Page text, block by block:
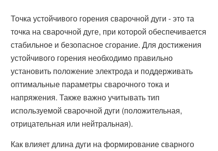
Точка устойчивого горения сварочной дуги - это та
точка на сварочной дуге, при которой обеспечивается
стабильное и безопасное сгорание. Для достижения
устойчивого горения необходимо правильно
установить положение электрода и поддерживать
оптимальные параметры сварочного тока и
напряжения. Также важно учитывать тип
используемой сварочной дуги (положительная,
отрицательная или нейтральная).
Как влияет длина дуги на формирование сварного